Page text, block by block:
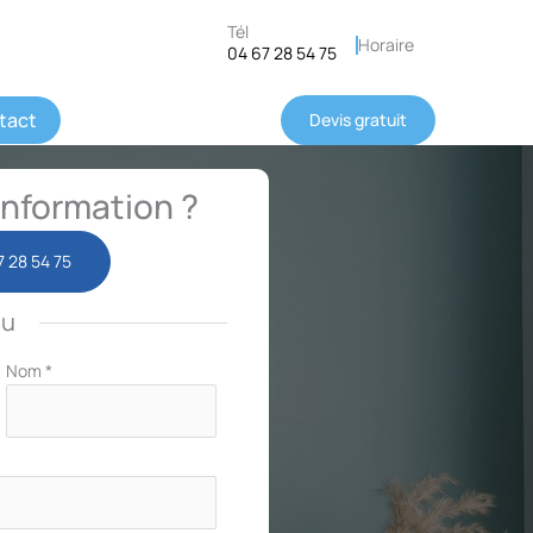
Tél
04 67 28 54 75
Horaire
Devis gratuit
?
28 54 75
Nom *